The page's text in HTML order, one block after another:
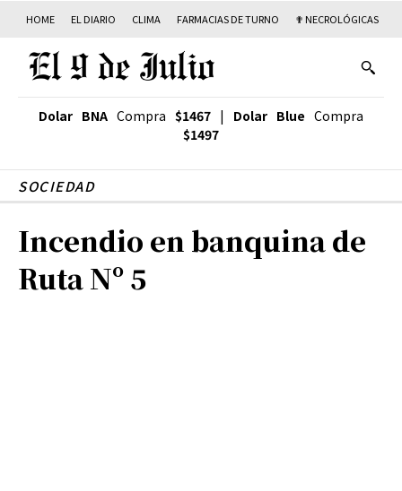
HOME EL DIARIO CLIMA FARMACIAS DE TURNO ✟ NECROLÓGICAS
Dolar BNA Compra $1467 | Dolar Blue Compra
$1497
SOCIEDAD
Incendio en banquina de
Ruta Nº 5